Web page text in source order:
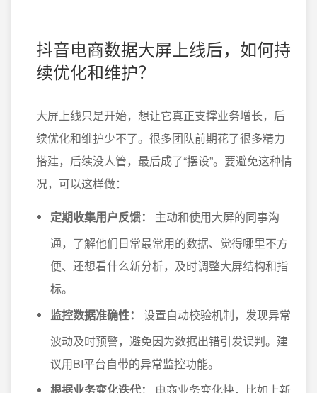
抖音电商数据大屏上线后，如何持
续优化和维护？
大屏上线只是开始，想让它真正支撑业务增长，后
续优化和维护少不了。很多团队前期花了很多精力
搭建，后续没人管，最后成了“摆设”。要避免这种情
况，可以这样做：
定期收集用户反馈：
主动和使用大屏的同事沟
通，了解他们日常最常用的数据、觉得哪里不方
便、还想看什么新分析，及时调整大屏结构和指
标。
监控数据准确性：
设置自动校验机制，发现异常
波动及时预警，避免因为数据出错引发误判。建
议用BI平台自带的异常监控功能。